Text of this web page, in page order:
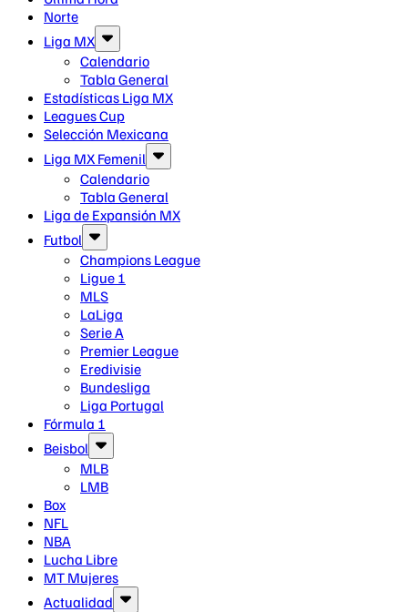
Norte
Liga MX
Calendario
Tabla General
Estadísticas Liga MX
Leagues Cup
Selección Mexicana
Liga MX Femenil
Calendario
Tabla General
Liga de Expansión MX
Futbol
Champions League
Ligue 1
MLS
LaLiga
Serie A
Premier League
Eredivisie
Bundesliga
Liga Portugal
Fórmula 1
Beisbol
MLB
LMB
Box
NFL
NBA
Lucha Libre
MT Mujeres
Actualidad